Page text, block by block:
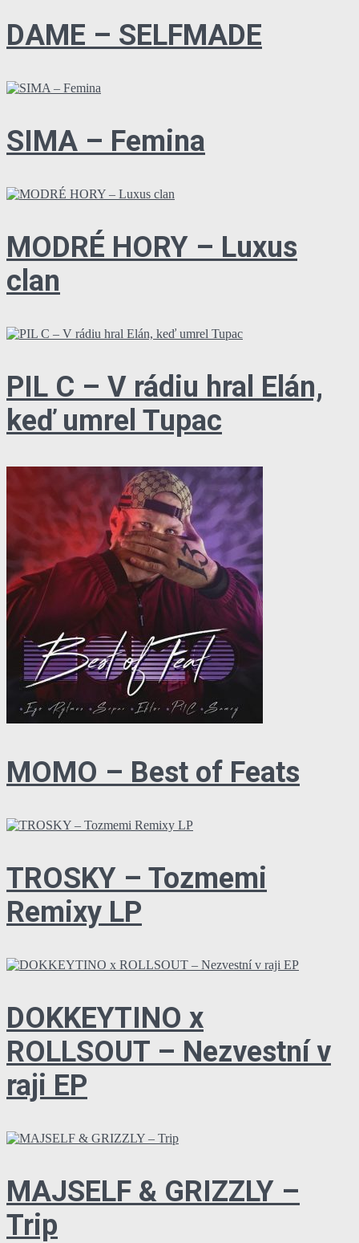
DAME – SELFMADE
SIMA – Femina
MODRÉ HORY – Luxus
clan
PIL C – V rádiu hral Elán,
keď umrel Tupac
MOMO – Best of Feats
TROSKY – Tozmemi
Remixy LP
DOKKEYTINO x
ROLLSOUT – Nezvestní v
raji EP
MAJSELF & GRIZZLY –
Trip